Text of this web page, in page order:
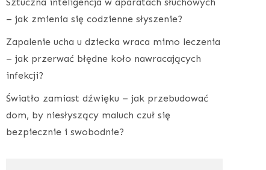
– jak zmienia się codzienne słyszenie?
Zapalenie ucha u dziecka wraca mimo leczenia
– jak przerwać błędne koło nawracających
infekcji?
Światło zamiast dźwięku – jak przebudować
dom, by niesłyszący maluch czuł się
bezpiecznie i swobodnie?